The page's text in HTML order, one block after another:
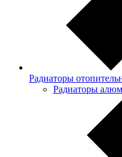
Радиаторы
Радиаторы